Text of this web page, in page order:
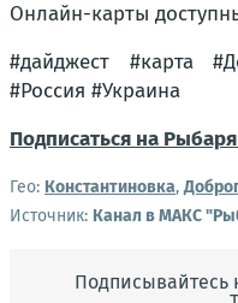
Онлайн-карты
#дайджест #карта
#Россия #Украина
Подписаться на
Гео: Константиновка,
Источник: Канал в МАКС
Подписывайтесь